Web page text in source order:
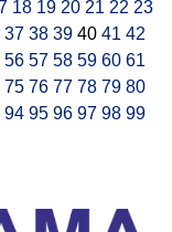
18 19 20 21 22 23
37 38 39 40 41 42
56 57 58 59 60 61
75 76 77 78 79 80
94 95 96 97 98 99